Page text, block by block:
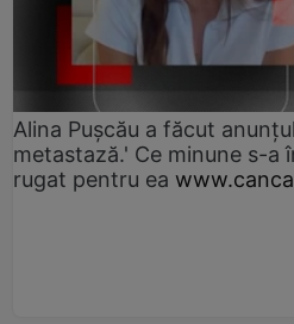
Alina Pușcău a făcut
metastază.' Ce minune s-a
rugat pentru ea